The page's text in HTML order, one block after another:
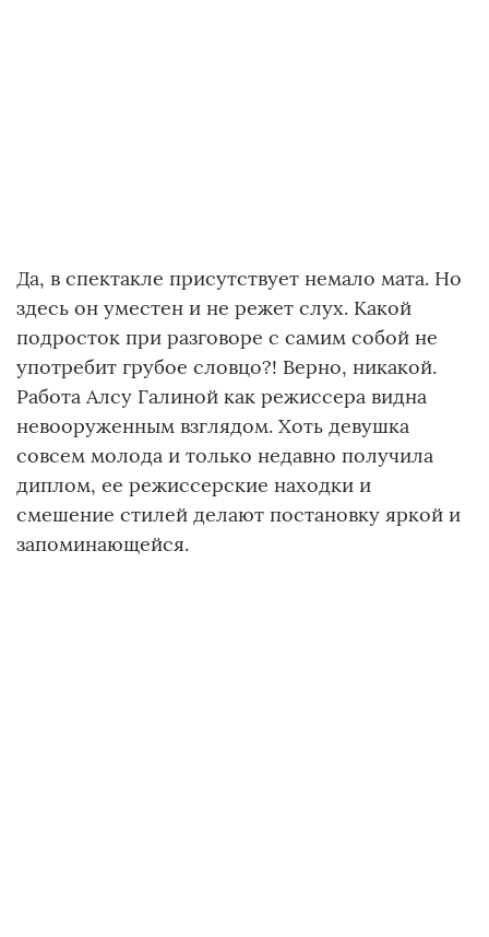
Да, в спектакле присутствует немало мата. Но
здесь он уместен и не режет слух. Какой
подросток при разговоре с самим собой не
употребит грубое словцо?! Верно, никакой.
Работа Алсу Галиной как режиссера видна
невооруженным взглядом. Хоть девушка
совсем молода и только недавно получила
диплом, ее режиссерские находки и
смешение стилей делают постановку яркой и
запоминающейся.